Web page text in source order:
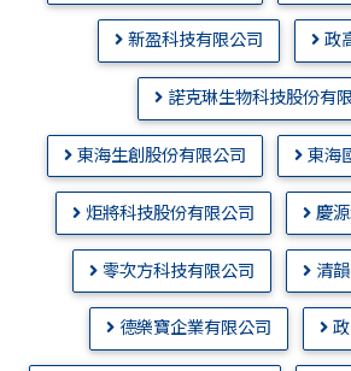
新盈科技有限公司 政
諾克琳生物科技股份有
東海生創股份有限公司 東海
炬將科技股份有限公司 慶源
零次方科技有限公司 清韻
德樂寶企業有限公司 政